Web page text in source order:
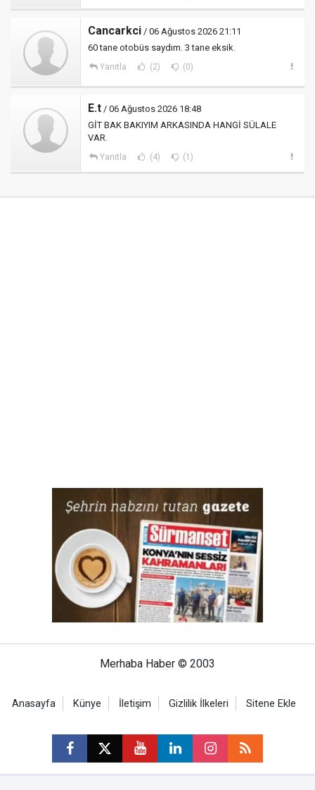
Cancarkci / 06 Ağustos 2026 21:11
60 tane otobüs saydım. 3 tane eksik.
Yanıtla (2) (0)
E.t / 06 Ağustos 2026 18:48
GİT BAK BAKIYIM ARKASINDA HANGİ SÜLALE
VAR.
Yanıtla (4) (1)
Merhaba Haber © 2003
Anasayfa Künye İletişim Gizlilik İlkeleri Sitene Ekle